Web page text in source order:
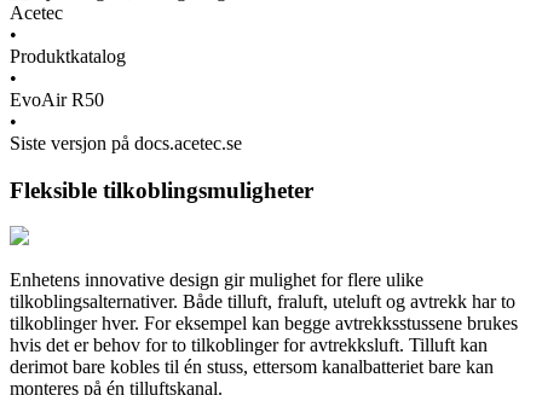
Acetec
•
Produktkatalog
•
EvoAir R50
•
Siste versjon på docs.acetec.se
Fleksible tilkoblingsmuligheter
Enhetens innovative design gir mulighet for flere ulike
tilkoblingsalternativer. Både tilluft, fraluft, uteluft og avtrekk har to
tilkoblinger hver. For eksempel kan begge avtrekksstussene brukes
hvis det er behov for to tilkoblinger for avtrekksluft. Tilluft kan
derimot bare kobles til én stuss, ettersom kanalbatteriet bare kan
monteres på én tilluftskanal.